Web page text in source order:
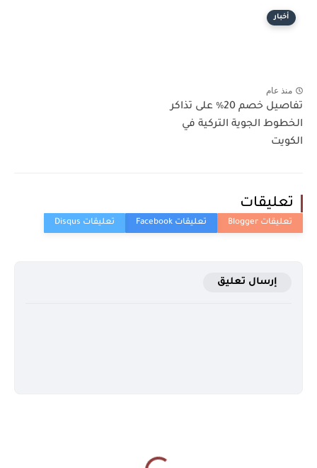
أخبار
منذ عام
تفاصيل خصم 20٪ على تذاكر
الخطوط الجوية التركية في
الكويت
تعليقات
إرسال تعليق